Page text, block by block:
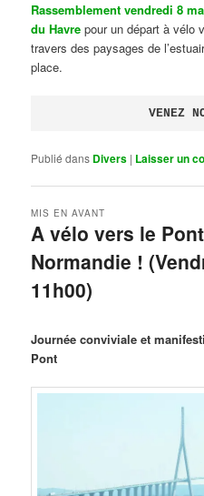
Rassemblement vendredi 8
du Havre pour un départ à vélo
travers des paysages de
place.
VENEZ
Publié dans Divers | Laisser un
A vélo vers le
Normandie !
11h00)
MIS EN AVANT
Journée conviviale et
Pont